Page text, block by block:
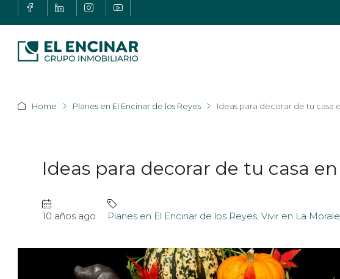
Home Planes en El Encinar de los Reyes Ideas para decorar de tu casa
Ideas para decorar de tu casa
10 años ago Planes en El Encinar de los Reyes, Vivir en La